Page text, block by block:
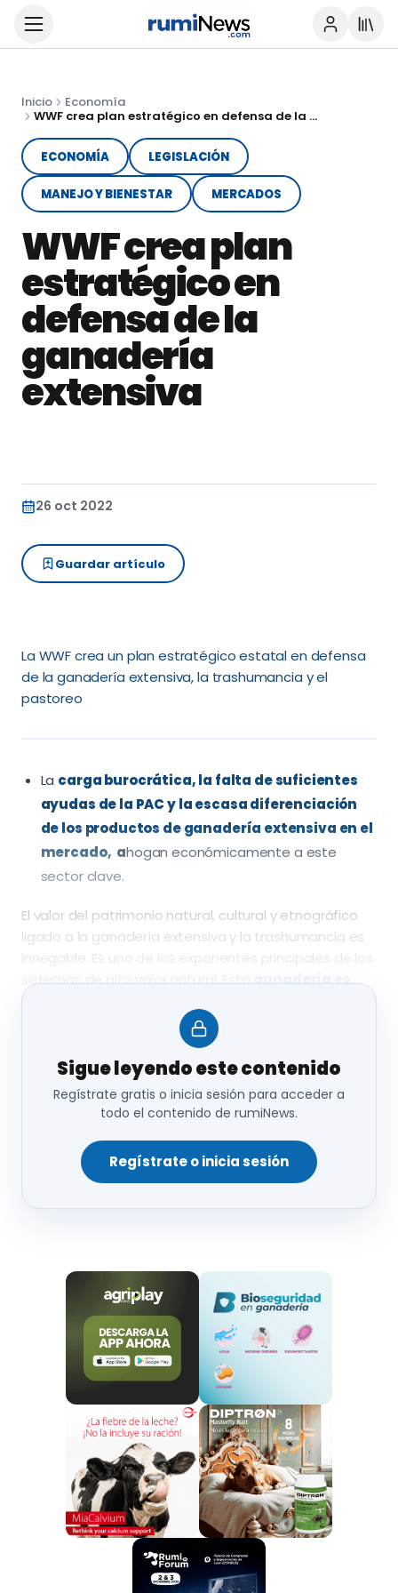
Inicio
Economía
WWF crea plan estratégico en defensa de la ganadería extensiva
ECONOMÍA LEGISLACIÓN
MANEJO Y BIENESTAR MERCADOS
WWF crea plan
estratégico en
defensa de la
ganadería
extensiva
26 oct 2022
Guardar artículo
La WWF crea un plan estratégico estatal en defensa
de la ganadería extensiva, la trashumancia y el
pastoreo
La carga burocrática, la falta de suficientes
ayudas de la PAC y la escasa diferenciación
de los productos de ganadería extensiva en el
mercado, ahogan económicamente a este
sector clave.
El valor del patrimonio natural, cultural y etnográfico
ligado a la ganadería extensiva y la trashumancia es
innegable. Es uno de los exponentes principales de los
sistemas de alto valor natural. Estaganadería es
fundamental para la conservación de la
además de ser una herramienta
esencial para la lucha contra el cambio climático y el
despoblamiento rural.
Este es el contexto en el que
WWF España y
GAN-NIK,pusieron en marcha la elaboración de la
presentePropuesta de Bases Técnicas para una
principales aspectos que debería incluir una
futura Estrategia a nivel estatal.
Para ello, se empleó una metodología basada en un
proceso participativo que hiciera posible reunir las
aportaciones de los agentes clave en el ámbito que
nos ocupa.
Como resultado de este proceso participativo se
obtuvo un diagnóstico de la situación de la ganadería
extensiva donde se identificaron los problemas que
amenazan su sostenibilidad, así como las fortalezas y
oportunidades que pueden favorecer y justificar el
desarrollo de acciones para aliviar o superar las
Sigue leyendo este contenido
Regístrate gratis o inicia sesión para acceder a
todo el contenido de rumiNews.
Regístrate o inicia sesión